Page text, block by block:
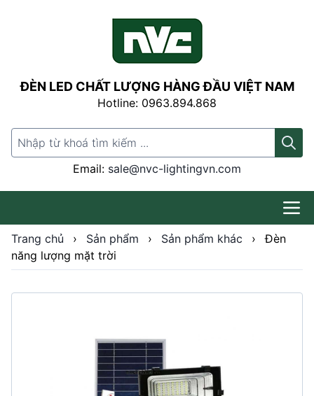
ĐÈN LED CHẤT LƯỢNG HÀNG ĐẦU VIỆT NAM
Hotline: 0963.894.868
Search for:
Email: sale@nvc-lightingvn.com
Trang chủ › Sản phẩm › Sản phẩm khác ›
Đèn
năng lượng mặt trời